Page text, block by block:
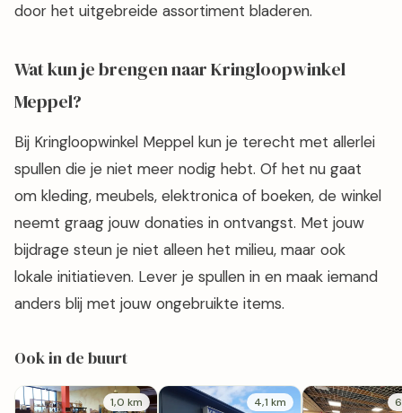
door het uitgebreide assortiment bladeren.
Wat kun je brengen naar Kringloopwinkel
Meppel?
Bij Kringloopwinkel Meppel kun je terecht met allerlei
spullen die je niet meer nodig hebt. Of het nu gaat
om kleding, meubels, elektronica of boeken, de winkel
neemt graag jouw donaties in ontvangst. Met jouw
bijdrage steun je niet alleen het milieu, maar ook
lokale initiatieven. Lever je spullen in en maak iemand
anders blij met jouw ongebruikte items.
Ook in de buurt
1,0 km 4,1 km